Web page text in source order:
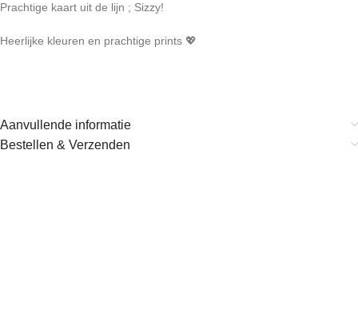
Prachtige kaart uit de lijn ; Sizzy!
Heerlijke kleuren en prachtige prints 💖
Aanvullende informatie
Bestellen & Verzenden